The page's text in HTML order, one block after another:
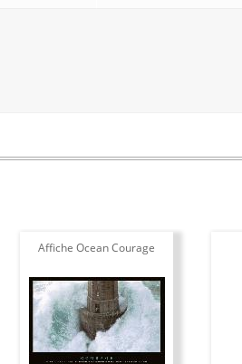
Affiche Ocean Courage